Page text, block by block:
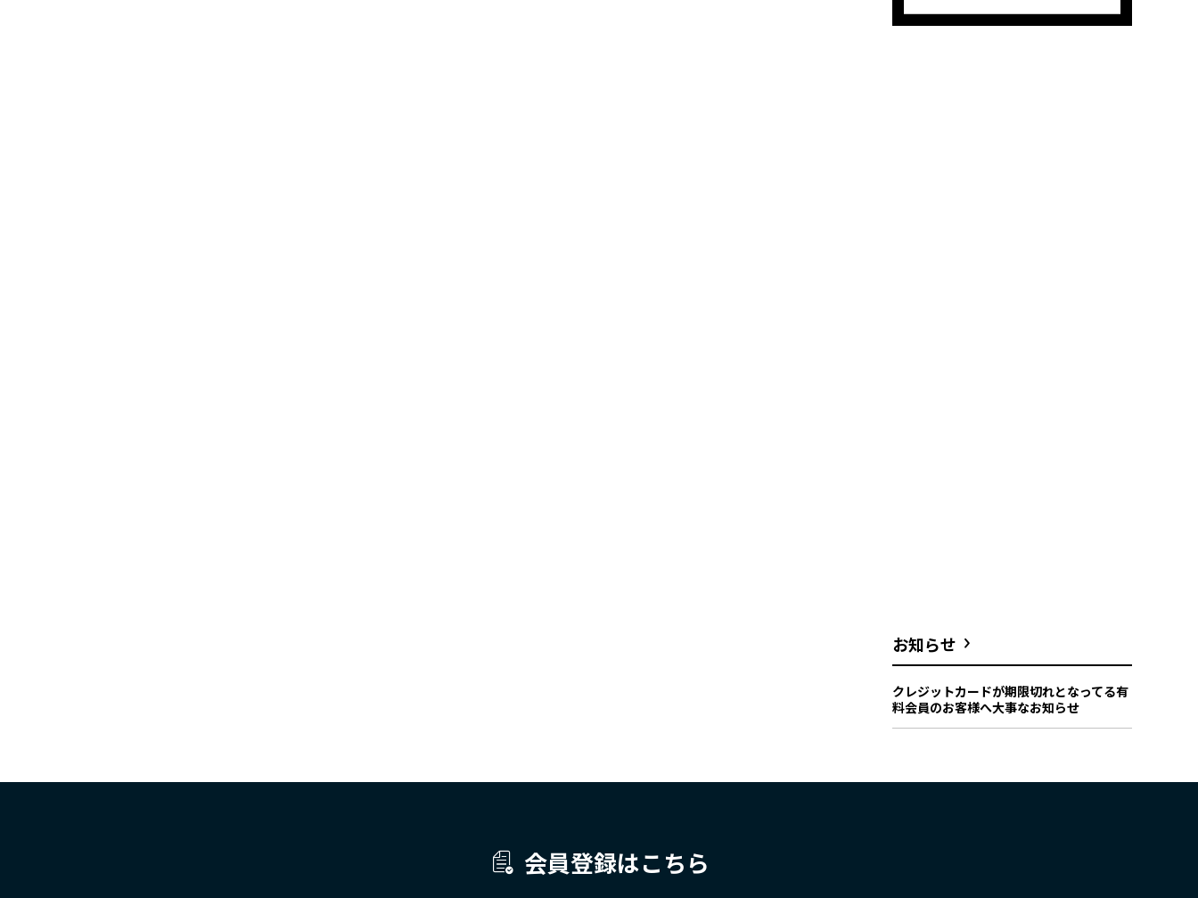
お知らせ
クレジットカードが期限切れとなってる有
料会員のお客様へ大事なお知らせ
会員登録はこちら